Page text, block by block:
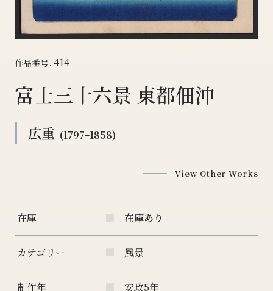
作品番号. 414
富士三十六景 東都佃沖
広重 (1797ｰ1858)
View Other Works
在庫 在庫あり
カテゴリー 風景
制作年 安政5年